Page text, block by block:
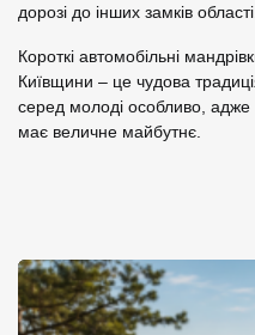
дорозі до інших замків області.
Короткі автомобільні
Київщини – це чудова
серед молоді особливо, адже
має величне майбутнє.